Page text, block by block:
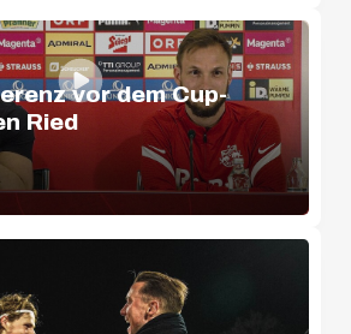
vor dem Cup-
Ried